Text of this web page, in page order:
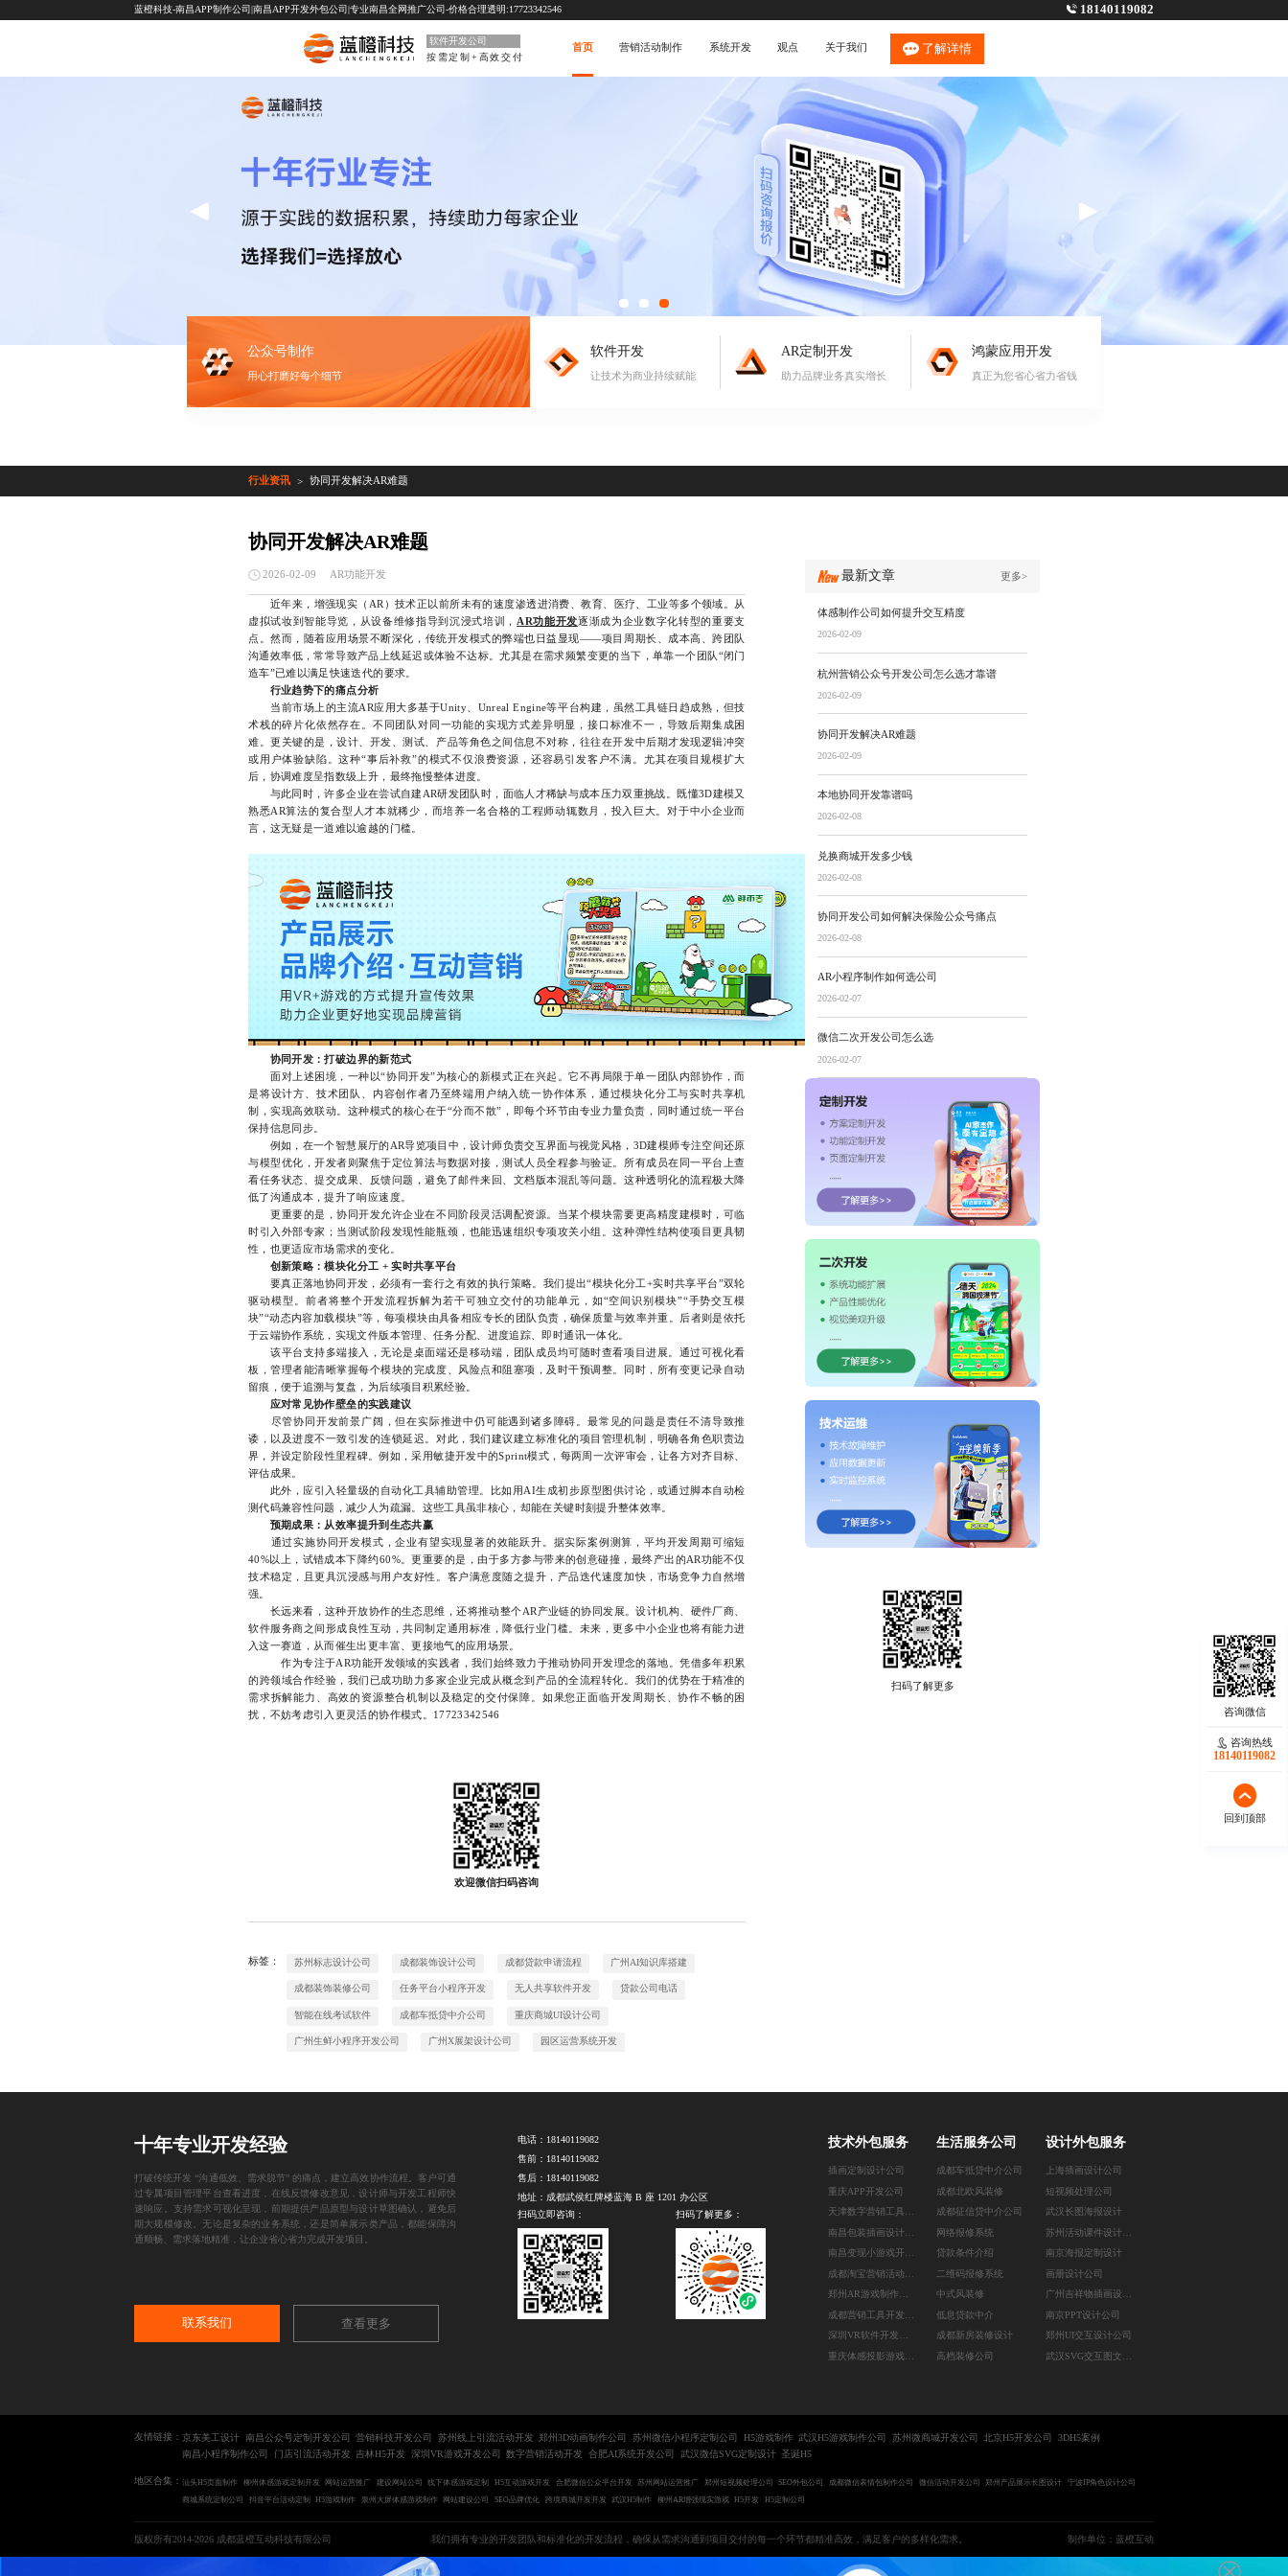
蓝橙科技-南昌APP制作公司|南昌APP开发外包公司|专业南昌全网推广公司-价格合理透明:17723342546 18140119082
软件开发公司
按需定制+高效交付
首页 营销活动制作 系统开发 观点 关于我们 了解详情
公众号制作
用心打磨好每个细节
软件开发
让技术为商业持续赋能
AR定制开发
助力品牌业务真实增长
鸿蒙应用开发
真正为您省心省力省钱
行业资讯 > 协同开发解决AR难题
协同开发解决AR难题
2026-02-09 AR功能开发
近年来，增强现实（AR）技术正以前所未有的速度渗透进消费、教育、医疗、工业等多个领域。从
虚拟试妆到智能导览，从设备维修指导到沉浸式培训， AR功能开发逐渐成为企业数字化转型的重要支
点。然而，随着应用场景不断深化，传统开发模式的弊端也日益显现——项目周期长、成本高、跨团队
沟通效率低，常常导致产品上线延迟或体验不达标。尤其是在需求频繁变更的当下，单靠一个团队“闭门
造车”已难以满足快速迭代的要求。
行业趋势下的痛点分析
当前市场上的主流AR应用大多基于Unity、Unreal Engine等平台构建，虽然工具链日趋成熟，但技
术栈的碎片化依然存在。不同团队对同一功能的实现方式差异明显，接口标准不一，导致后期集成困
难。更关键的是，设计、开发、测试、产品等角色之间信息不对称，往往在开发中后期才发现逻辑冲突
或用户体验缺陷。这种“事后补救”的模式不仅浪费资源，还容易引发客户不满。尤其在项目规模扩大
后，协调难度呈指数级上升，最终拖慢整体进度。
与此同时，许多企业在尝试自建AR研发团队时，面临人才稀缺与成本压力双重挑战。既懂3D建模又
熟悉AR算法的复合型人才本就稀少，而培养一名合格的工程师动辄数月，投入巨大。对于中小企业而
言，这无疑是一道难以逾越的门槛。
协同开发：打破边界的新范式
面对上述困境，一种以“协同开发”为核心的新模式正在兴起。它不再局限于单一团队内部协作，而
是将设计方、技术团队、内容创作者乃至终端用户纳入统一协作体系，通过模块化分工与实时共享机
制，实现高效联动。这种模式的核心在于“分而不散”，即每个环节由专业力量负责，同时通过统一平台
保持信息同步。
例如，在一个智慧展厅的AR导览项目中，设计师负责交互界面与视觉风格，3D建模师专注空间还原
与模型优化，开发者则聚焦于定位算法与数据对接，测试人员全程参与验证。所有成员在同一平台上查
看任务状态、提交成果、反馈问题，避免了邮件来回、文档版本混乱等问题。这种透明化的流程极大降
低了沟通成本，提升了响应速度。
更重要的是，协同开发允许企业在不同阶段灵活调配资源。当某个模块需要更高精度建模时，可临
时引入外部专家；当测试阶段发现性能瓶颈，也能迅速组织专项攻关小组。这种弹性结构使项目更具韧
性，也更适应市场需求的变化。
创新策略：模块化分工 + 实时共享平台
要真正落地协同开发，必须有一套行之有效的执行策略。我们提出“模块化分工+实时共享平台”双轮
驱动模型。前者将整个开发流程拆解为若干可独立交付的功能单元，如“空间识别模块”“手势交互模
块”“动态内容加载模块”等，每项模块由具备相应专长的团队负责，确保质量与效率并重。后者则是依托
于云端协作系统，实现文件版本管理、任务分配、进度追踪、即时通讯一体化。
该平台支持多端接入，无论是桌面端还是移动端，团队成员均可随时查看项目进展。通过可视化看
板，管理者能清晰掌握每个模块的完成度、风险点和阻塞项，及时干预调整。同时，所有变更记录自动
留痕，便于追溯与复盘，为后续项目积累经验。
应对常见协作壁垒的实践建议
尽管协同开发前景广阔，但在实际推进中仍可能遇到诸多障碍。最常见的问题是责任不清导致推
诿，以及进度不一致引发的连锁延迟。对此，我们建议建立标准化的项目管理机制，明确各角色职责边
界，并设定阶段性里程碑。例如，采用敏捷开发中的Sprint模式，每两周一次评审会，让各方对齐目标、
评估成果。
此外，应引入轻量级的自动化工具辅助管理。比如用AI生成初步原型图供讨论，或通过脚本自动检
测代码兼容性问题，减少人为疏漏。这些工具虽非核心，却能在关键时刻提升整体效率。
预期成果：从效率提升到生态共赢
通过实施协同开发模式，企业有望实现显著的效能跃升。据实际案例测算，平均开发周期可缩短
40%以上，试错成本下降约60%。更重要的是，由于多方参与带来的创意碰撞，最终产出的AR功能不仅
技术稳定，且更具沉浸感与用户友好性。客户满意度随之提升，产品迭代速度加快，市场竞争力自然增
强。
长远来看，这种开放协作的生态思维，还将推动整个AR产业链的协同发展。设计机构、硬件厂商、
软件服务商之间形成良性互动，共同制定通用标准，降低行业门槛。未来，更多中小企业也将有能力进
入这一赛道，从而催生出更丰富、更接地气的应用场景。
作为专注于AR功能开发领域的实践者，我们始终致力于推动协同开发理念的落地。凭借多年积累
的跨领域合作经验，我们已成功助力多家企业完成从概念到产品的全流程转化。我们的优势在于精准的
需求拆解能力、高效的资源整合机制以及稳定的交付保障。如果您正面临开发周期长、协作不畅的困
扰，不妨考虑引入更灵活的协作模式。17723342546
欢迎微信扫码咨询
标签： 苏州标志设计公司 成都装饰设计公司 成都贷款申请流程 广州AI知识库搭建
成都装饰装修公司 任务平台小程序开发 无人共享软件开发 贷款公司电话
智能在线考试软件 成都车抵贷中介公司 重庆商城UI设计公司
广州生鲜小程序开发公司 广州X展架设计公司 园区运营系统开发
最新文章 更多>
体感制作公司如何提升交互精度
2026-02-09
杭州营销公众号开发公司怎么选才靠谱
2026-02-09
协同开发解决AR难题
2026-02-09
本地协同开发靠谱吗
2026-02-08
兑换商城开发多少钱
2026-02-08
协同开发公司如何解决保险公众号痛点
2026-02-08
AR小程序制作如何选公司
2026-02-07
微信二次开发公司怎么选
2026-02-07
扫码了解更多
咨询热线
18140119082
回到顶部
十年专业开发经验
打破传统开发 “沟通低效、需求脱节” 的痛点，建立高效协作流程。客户可通
过专属项目管理平台查看进度，在线反馈修改意见，设计师与开发工程师快
速响应。支持需求可视化呈现，前期提供产品原型与设计草图确认，避免后
期大规模修改。无论是复杂的业务系统，还是简单展示类产品，都能保障沟
通顺畅、需求落地精准，让企业省心省力完成开发项目。
联系我们 查看更多
电话： 18140119082
售前： 18140119082
售后： 18140119082
地址：成都武侯红牌楼蓝海 B 座 1201 办公区
扫码立即咨询：
扫码了解更多：
技术外包服务
插画定制设计公司
重庆APP开发公司
天津数字营销工具开发
南昌包装插画设计公司
南昌变现小游戏开发公司
郑州AR游戏制作公司
深圳VR软件开发公司
生活服务公司
成都车抵贷中介公司
成都北欧风装修
成都征信贷中介公司
网络报修系统
贷款条件介绍
二维码报修系统
中式风装修
低息贷款中介
成都新房装修设计
高档装修公司
设计外包服务
上海插画设计公司
短视频处理公司
武汉长图海报设计
苏州活动课件设计公司
南京海报定制设计
画册设计公司
广州吉祥物插画设计公司
南京PPT设计公司
郑州UI交互设计公司
友情链接： 京东美工设计 南昌公众号定制开发公司 营销科技开发公司 苏州线上引流活动开发 郑州3D动画制作公司 苏州微信小程序定制公司 H5游戏制作 武汉H5游戏制作公司 苏州微商城开发公司 北京H5开发公司
3DH5案例
南昌小程序制作公司
门店引流活动开发 吉林H5开发 深圳VR游戏开发公司 数字营销活动开发 合肥AI系统开发公司 武汉微信SVG定制设计 圣诞H5
地区合集： 汕头H5页面制作 柳州体感游戏定制开发 网站运营推广 建设网站公司 线下体感游戏定制 H5互动游戏开发 合肥微信公众平台开发 苏州网站运营推广 郑州短视频处理公司 SEO外包公司 成都微信表情包制作公司 微信活动开发公司 郑州产品展示长图设计
宁波IP角色设计公司
商城系统定制公司
抖音平台活动定制 H5游戏制作 泉州大屏体感游戏制作 网站建设公司 SEO品牌优化 跨境商城开发开发 武汉H5制作 柳州AR增强现实游戏 H5开发 H5定制公司
版权所有2014-2026 成都蓝橙互动科技有限公司 我们拥有专业的开发团队和标准化的开发流程，确保从需求沟通到项目交付的每一个环节都精准高效，满足客户的多样化需求。 制作单位：蓝橙互动